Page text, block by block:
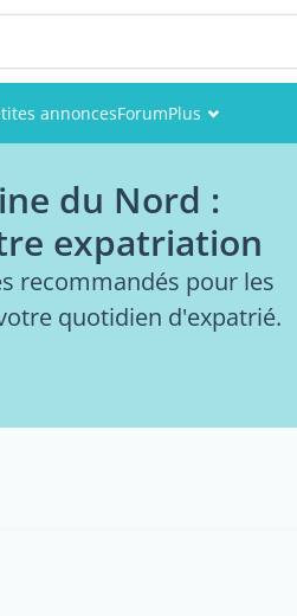
annoncesForumPlus
Membres
Photos
du Nord :
expatriation
recommandés pour les
quotidien d'expatrié.